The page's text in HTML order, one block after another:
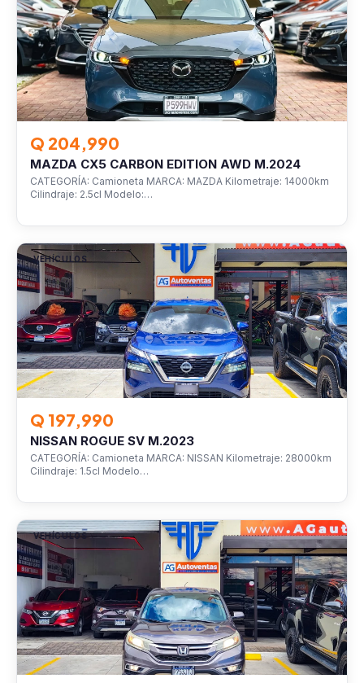
Q 204,990
MAZDA CX5 CARBON EDITION AWD M.2024
CATEGORÍA: Camioneta MARCA: MAZDA Kilometraje: 14000km
Cilindraje: 2.5cl Modelo:…
VEHÍCULOS
Q 197,990
NISSAN ROGUE SV M.2023
CATEGORÍA: Camioneta MARCA: NISSAN Kilometraje: 28000km
Cilindraje: 1.5cl Modelo…
VEHÍCULOS